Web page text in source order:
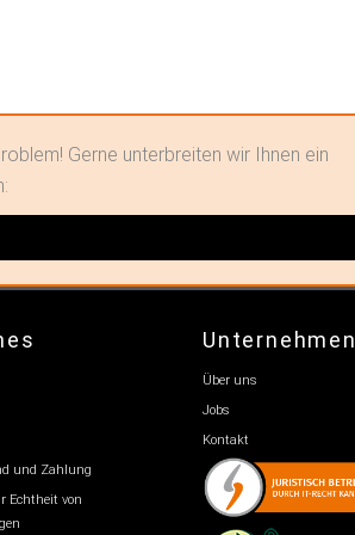
Gerne unterbreiten wir Ihnen ein
und Zahlung
Echtheit von
Unternehmen
Über uns
Jobs
Kontakt